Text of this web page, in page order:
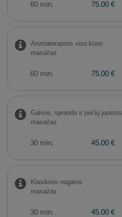
60 min. 75.00 €
Aromaterapinis viso kūno
masažas
60 min. 75.00 €
Galvos, sprando ir pečių juostos
masažas
30 min. 45.00 €
Klasikinis nugaros
masažas
30 min. 45.00 €